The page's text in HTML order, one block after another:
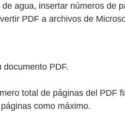
agua, insertar números de
PDF a archivos de
PDF.
total de páginas del PDF
como máximo.